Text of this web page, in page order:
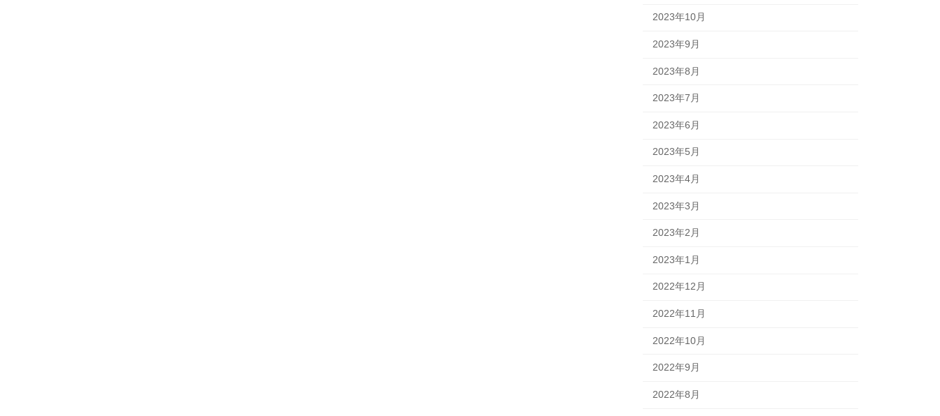
2023年10月
2023年9月
2023年8月
2023年7月
2023年6月
2023年5月
2023年4月
2023年3月
2023年2月
2023年1月
2022年12月
2022年11月
2022年10月
2022年9月
2022年8月